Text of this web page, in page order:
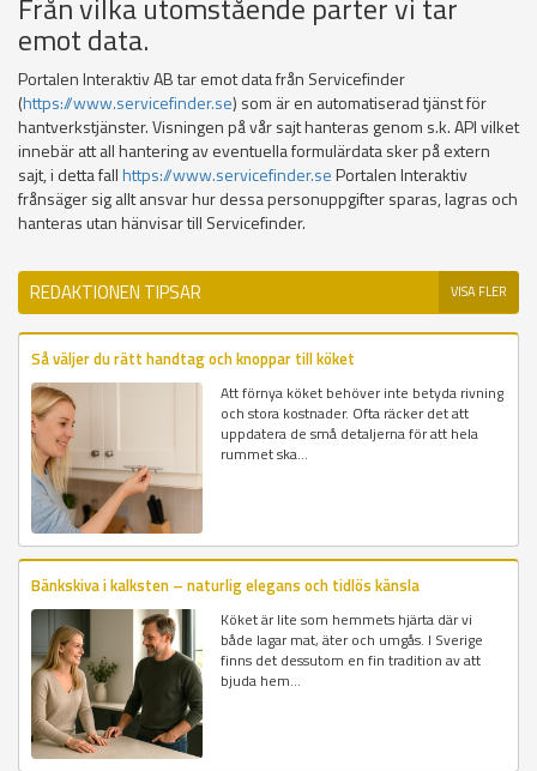
emot data.
Portalen Interaktiv AB tar emot data från Servicefinder
(https://www.servicefinder.se) som är en automatiserad tjänst för
hantverkstjänster. Visningen på vår sajt hanteras genom s.k. API vilket
innebär att all hantering av eventuella formulärdata sker på extern
sajt, i detta fallhttps://www.servicefinder.sePortalen Interaktiv
frånsäger sig allt ansvar hur dessa personuppgifter sparas, lagras och
hanteras utan hänvisar till Servicefinder.
REDAKTIONEN TIPSAR VISA FLER
Så väljer du rätt handtag och knoppar till köket
Att förnya köket behöver inte betyda rivning
och stora kostnader. Ofta räcker det att
uppdatera de små detaljerna för att hela
rummet ska...
Bänkskiva i kalksten – naturlig elegans och tidlös känsla
Köket är lite som hemmets hjärta där vi
både lagar mat, äter och umgås. I Sverige
finns det dessutom en fin tradition av att
bjuda hem...